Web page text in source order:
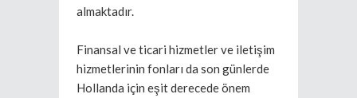
almaktadır.
Finansal ve ticari hizmetler ve iletişim
hizmetlerinin fonları da son günlerde
Hollanda için eşit derecede önem